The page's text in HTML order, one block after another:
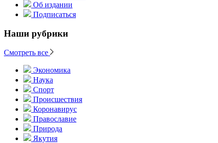
Об издании
Подписаться
Наши рубрики
Смотреть все
Экономика
Наука
Спорт
Происшествия
Коронавирус
Православие
Природа
Якутия